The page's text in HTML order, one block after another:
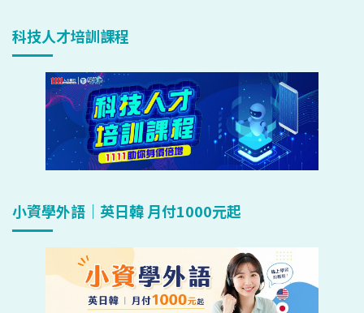
科技人才培訓課程
小資學外語｜英日韓 月付1000元起